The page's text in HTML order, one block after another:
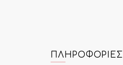
ΠΛΗΡΟΦΟΡΊΕΣ